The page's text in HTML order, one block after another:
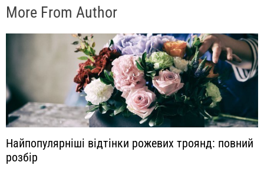
More From Author
Найпопулярніші відтінки рожевих троянд: повний
розбір